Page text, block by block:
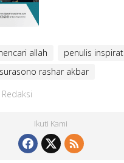
allah penulis
surasono rashar akbar
Ikuti Kami